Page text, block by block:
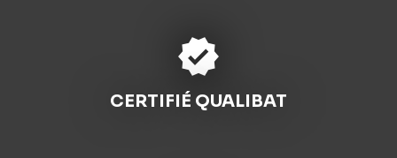
verified
CERTIFIÉ QUALIBAT